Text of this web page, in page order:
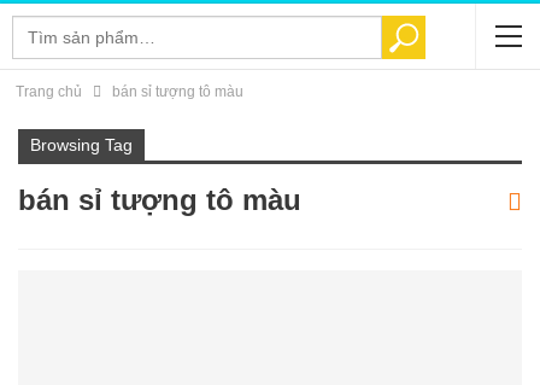
Tìm
kiếm:
Trang chủ bán sỉ tượng tô màu
Browsing Tag
bán sỉ tượng tô màu